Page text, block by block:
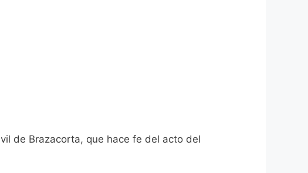
de Brazacorta, que hace fe del acto del